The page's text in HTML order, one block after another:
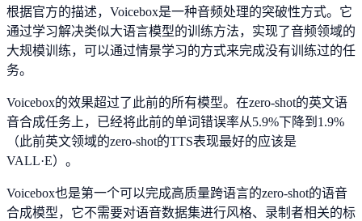
根据官方的描述，Voicebox是一种音频处理的突破性方式。它
通过学习解决类似大语言模型的训练方法，实现了音频领域的
大规模训练，可以通过情景学习的方式来完成没有训练过的任
务。
Voicebox的效果超过了此前的所有模型。在zero-shot的英文语
音合成任务上，已经将此前的单词错误率从5.9%下降到1.9%
（此前英文领域的zero-shot的TTS表现最好的应该是
VALL·E）。
Voicebox也是第一个可以完成高质量跨语言的zero-shot的语音
合成模型，它不需要对语音数据集进行风格、录制者相关的标